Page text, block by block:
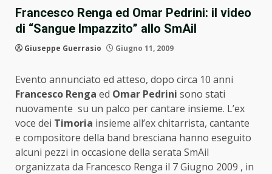
Francesco Renga ed Omar Pedrini: il video
di “Sangue Impazzito” allo SmAil
Giuseppe Guerrasio Giugno 11, 2009
Evento annunciato ed atteso, dopo circa 10 anni
Francesco Renga ed Omar Pedrini sono stati
nuovamente su un palco per cantare insieme. L’ex
voce dei Timoria insieme all’ex chitarrista, cantante
e compositore della band bresciana hanno eseguito
alcuni pezzi in occasione della serata SmAil
organizzata da Francesco Renga il 7 Giugno 2009 , in